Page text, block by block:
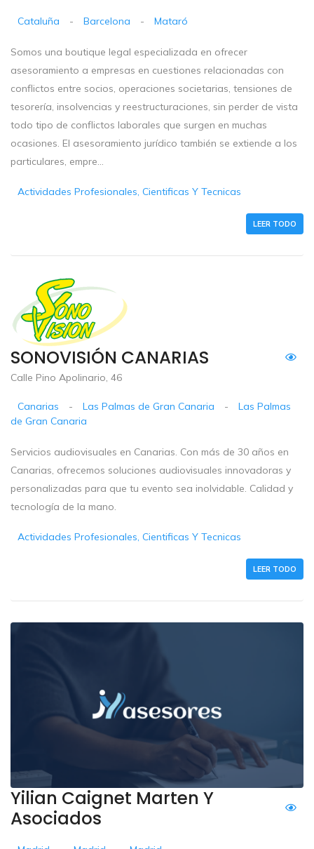
Cataluña - Barcelona - Mataró
Somos una boutique legal especializada en ofrecer
asesoramiento a empresas en cuestiones relacionadas con
conflictos entre socios, operaciones societarias, tensiones de
tesorería, insolvencias y reestructuraciones, sin perder de vista
todo tipo de conflictos laborales que surgen en muchas
ocasiones. El asesoramiento jurídico también se extiende a los
particulares, empre...
Actividades Profesionales, Cientificas Y Tecnicas
LEER TODO
SONOVISIÓN CANARIAS
Calle Pino Apolinario, 46
Canarias - Las Palmas de Gran Canaria -
Las Palmas
de Gran Canaria
Servicios audiovisuales en Canarias. Con más de 30 años en
Canarias, ofrecemos soluciones audiovisuales innovadoras y
personalizadas para que tu evento sea inolvidable. Calidad y
tecnología de la mano.
Actividades Profesionales, Cientificas Y Tecnicas
LEER TODO
Yilian Caignet Marten Y
Asociados